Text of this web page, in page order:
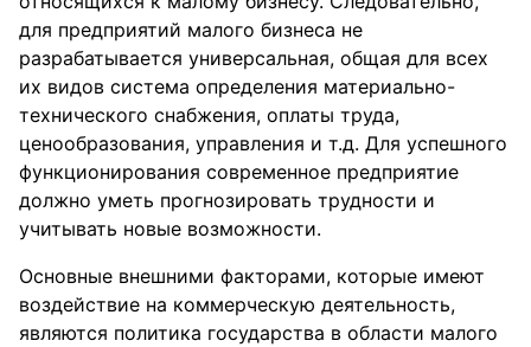
для предприятий малого бизнеса не
разрабатывается универсальная, общая для всех
их видов система определения материально-
технического снабжения, оплаты труда,
ценообразования, управления и т.д. Для успешного
функционирования современное предприятие
должно уметь прогнозировать трудности и
учитывать новые возможности.
Основные внешними факторами, которые имеют
воздействие на коммерческую деятельность,
являются политика государства в области малого